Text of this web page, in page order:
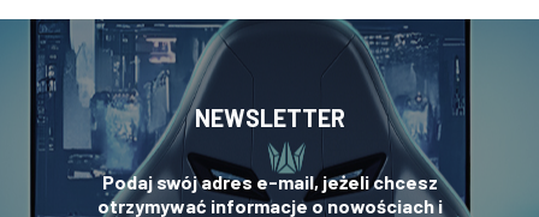
NEWSLETTER
Podaj swój adres e-mail, jeżeli chcesz
otrzymywać informacje o nowościach i